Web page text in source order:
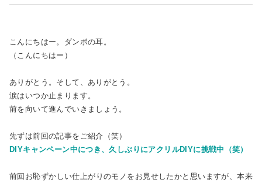
こんにちはー。ダンボの耳。
（こんにちはー）
ありがとう。そして、ありがとう。
涙はいつか止まります。
前を向いて進んでいきましょう。
先ずは前回の記事をご紹介（笑）
DIYキャンペーン中につき、久しぶりにアクリルDIYに挑戦中（笑）
前回お恥ずかしい仕上がりのモノをお見せしたかと思いますが、本来